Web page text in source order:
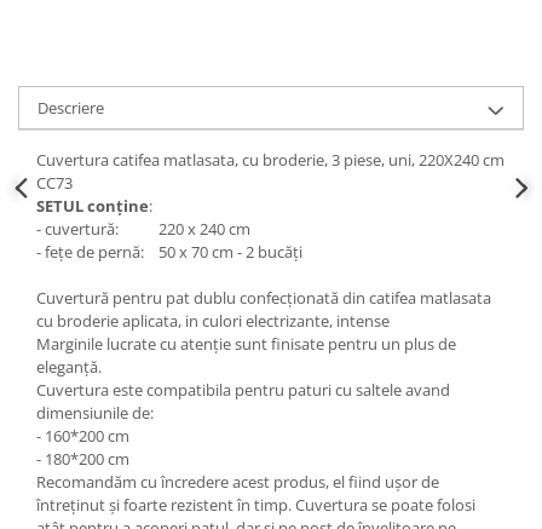
Descriere
Cuvertura catifea matlasata, cu broderie, 3 piese, uni, 220X240 cm
CC73
SETUL conține:
- cuvertură: 220 x 240 cm
- fețe de pernă: 50 x 70 cm - 2 bucăți
Cuvertură pentru pat dublu confecționată din catifea matlasata
cu broderie aplicata, in culori electrizante, intense
Marginile lucrate cu atenție sunt finisate pentru un plus de
eleganță.
Cuvertura este compatibila pentru paturi cu saltele avand
dimensiunile de:
- 160*200 cm
- 180*200 cm
Recomandăm cu încredere acest produs, el fiind ușor de
întreținut și foarte rezistent în timp. Cuvertura se poate folosi